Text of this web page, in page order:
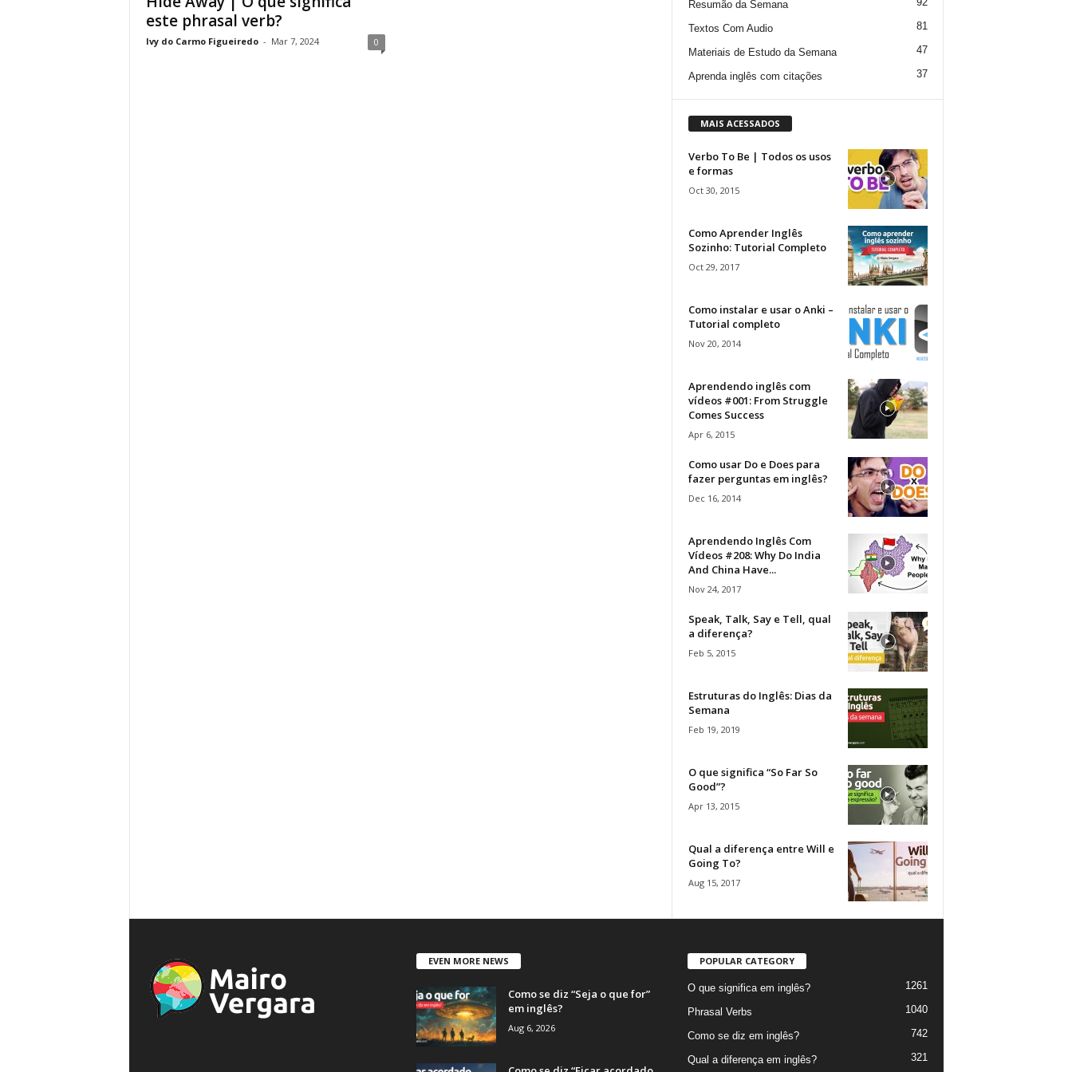
este phrasal verb?
Ivy do Carmo Figueiredo - Mar 7, 2024 0
Resumão da Semana
Textos Com Audio 81
Materiais de Estudo da Semana 47
Aprenda inglês com citações 37
MAIS ACESSADOS
Verbo To Be | Todos os usos
e formas
Oct 30, 2015
Como Aprender Inglês
Sozinho: Tutorial Completo
Oct 29, 2017
Como instalar e usar o Anki –
Tutorial completo
Nov 20, 2014
Aprendendo inglês com
vídeos #001: From Struggle
Comes Success
Apr 6, 2015
Como usar Do e Does para
fazer perguntas em inglês?
Dec 16, 2014
Aprendendo Inglês Com
Vídeos #208: Why Do India
And China Have...
Nov 24, 2017
Speak, Talk, Say e Tell, qual
a diferença?
Feb 5, 2015
Estruturas do Inglês: Dias da
Semana
Feb 19, 2019
O que significa “So Far So
Good”?
Apr 13, 2015
Qual a diferença entre Will e
Going To?
Aug 15, 2017
EVEN MORE NEWS
Como se diz “Seja o que for”
em inglês?
Aug 6, 2026
POPULAR CATEGORY
O que significa em inglês? 1261
Phrasal Verbs 1040
Como se diz em inglês? 742
Qual a diferença em inglês? 321